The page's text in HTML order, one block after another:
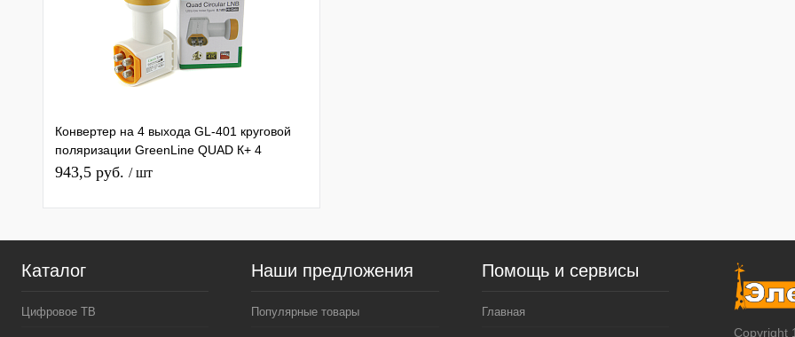
Конвертер на 4 выхода GL-401 круговой
поляризации GreenLine QUAD К+ 4
дляТриколор/НТВ-Плюс
943,5 руб. / шт
Каталог
Цифровое ТВ
Наши предложения
Популярные товары
Помощь и сервисы
Главная
Copyright